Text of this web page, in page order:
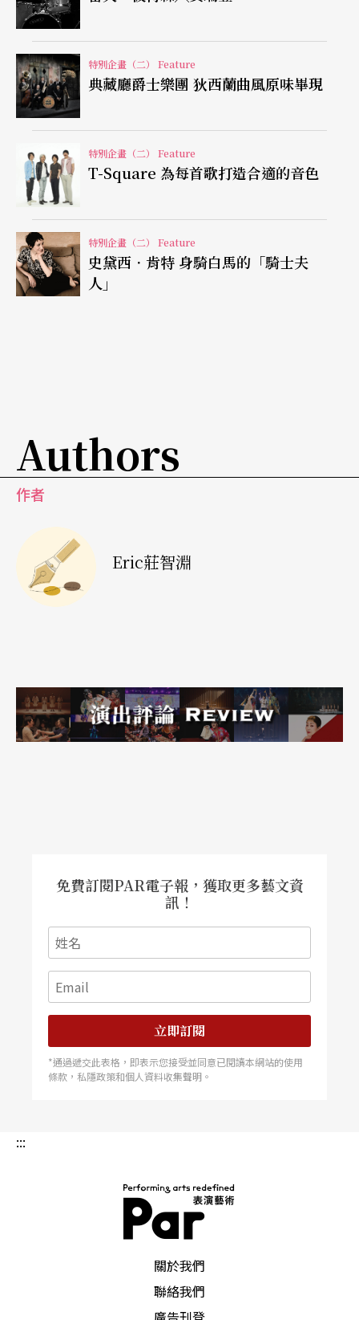
爵士樂與現場即興演奏之中，完全承續了邁爾士．
戴維斯對音樂的開放態度與遠見。最新專輯《誠敬
之道》Piety Street則是融合了美國黑人靈歌（Gosp
el）與爵士樂，約翰親自到爵士樂的發源地紐奧爾
良與當地的知名樂手合作錄製，而這兩種音樂的融
合也是前所未見的。約翰的每一張新專輯都像是爵
士樂上的一個里程碑一樣，為後世樹立了新的典範
與指引了新的方向。
創新魔幻的演奏技巧
約翰．史考菲的吉他演奏風格與手法也是一樣的與
不算是什麼新鮮事，幾乎所有演奏融合爵士樂的吉
他手或多或少都會這麼做。但是，約翰．史考菲這
樣做時所彈出來的東西就是與別人不一樣。因為約
翰除了搖滾與藍調吉他的影響之外，也深受爵士樂
管樂手的影響，尤其是邁爾士．戴維斯的小號演
奏。他在訪談中也提到，因為搖滾與藍調吉他擁有
內某位知名的爵士薩克斯風演奏家欣賞，得到「怎
麼會有人能夠將吉他彈的這麼像管樂手的感覺
p）的使用，幾乎都只用前段拾音器而已，因為前段
的音色比較溫和，比較適合爵士樂演奏；然而約翰
率先使用了搖滾吉他常用的後段拾音器，其特色是
音色比較剛烈，然後他再將音色鈕（tone knob）轉
至極小，使得音色變得比較溫和，但是又與前段拾
音器不太一樣，聽起來非常特別。此外，約翰對於
吉他效果器的使用也是不斷創新。除了他常使用吉
Sampler）這樣另類的效果器用在爵士樂現場演出
上。他會在現場演出時，將當時吉他所彈奏出來的
某一句樂句即時錄進樂句取樣機內，然後用腳控制
某些開關，再將樂句重複播放出來，同時他還可以
控制樂句播放的轉速，就像是DJ在玩唱盤一樣，然
特別企畫（二） Feature
典藏廳爵士樂團 狄西蘭曲風原味畢現
特別企畫（二） Feature
T-Square 為每首歌打造合適的音色
特別企畫（二） Feature
史黛西．肯特 身騎白馬的「騎士夫
人」
Authors
作者
Eric莊智淵
免費訂閱PAR電子報，獲取更多藝文資
訊！
立即訂閱
*通過遞交此表格，即表示您接受並同意已閱讀本網站的使用
條款，私隱政策和個人資料收集聲明。
:::
關於我們
聯絡我們